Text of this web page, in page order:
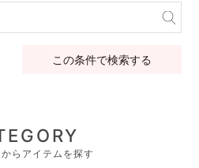
この条件で検索する
らアイテムを探す